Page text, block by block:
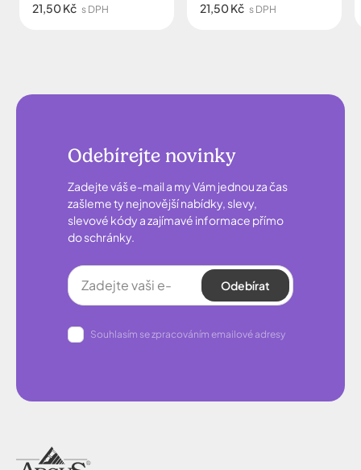
21,50 Kč s DPH 21,50 Kč s DPH
Odebírejte novinky
Zadejte váš e-mail a my Vám jednou za čas
zašleme ty nejnovější nabídky, slevy,
slevové kódy a zajímavé informace přímo
do schránky.
Odebírat
Souhlasím se zpracováním emailové adresy